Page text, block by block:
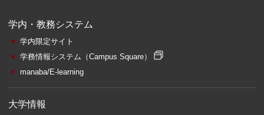
学内・教務システム
学内限定サイト
学務情報システム （Campus Square）
manaba/E-learning
大学情報